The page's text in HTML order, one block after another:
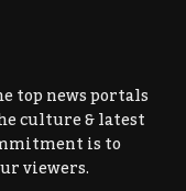
top news portals
culture & latest
is to
viewers.